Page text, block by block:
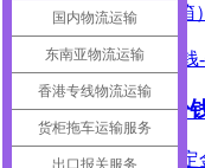
箱）或 6 - 10 天（拼
2025-03-14
泰国清关一般多少
泰国清关费用并非固
国内物流运输
东南亚物流运输
香港专线物流运输
货柜拖车运输服务
出口报关服务